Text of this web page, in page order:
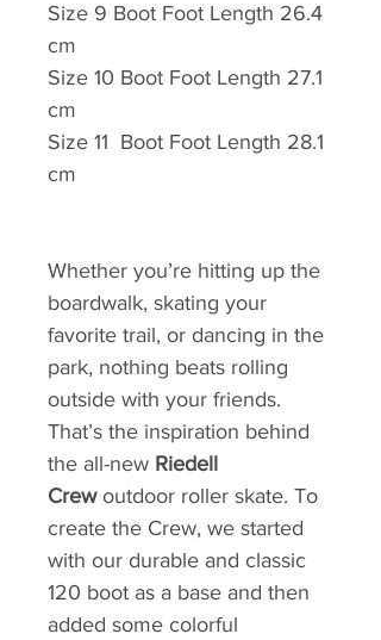
Size 9 Boot Foot Length 26.4
cm
Size 10 Boot Foot Length 27.1
cm
Size 11 Boot Foot Length 28.1
cm
Whether you’re hitting up the
boardwalk, skating your
favorite trail, or dancing in the
park, nothing beats rolling
outside with your friends.
That’s the inspiration behind
the all-new Riedell
Crewoutdoor roller skate. To
create the Crew, we started
with our durable and classic
120 boot as a base and then
added some colorful